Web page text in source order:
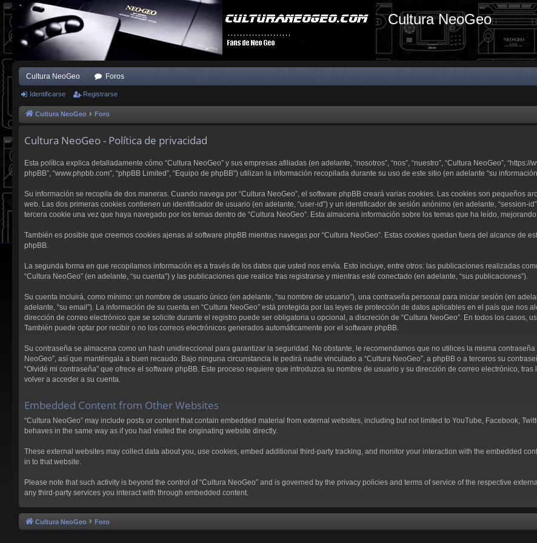
Cultura NeoGeo
Cultura NeoGeo Foros
Identificarse Registrarse
Cultura NeoGeo Foro
Cultura NeoGeo - Política de privacidad
Esta política explica detalladamente cómo “Cultura NeoGeo” y sus empresas afiliadas (en adelante, “nosotros”, “nos”, “nuestro”, “Cultura NeoGeo”,
phpBB”, “www.phpbb.com”, “phpBB Limited”, “Equipo de phpBB”) utilizan la información recopilada durante su uso de este sitio (en adelante “su
Su información se recopila de dos maneras. Cuando navega por “Cultura NeoGeo”, el software phpBB creará varias cookies. Las cookies son pequeños
web. Las dos primeras cookies contienen un identificador de usuario (en adelante, “user-id”) y un identificador de sesión anónimo (en adelante, “session-
tercera cookie una vez que haya navegado por los temas dentro de “Cultura NeoGeo”. Esta almacena información sobre los temas que ha leído,
También es posible que creemos cookies ajenas al software phpBB mientras navegas por “Cultura NeoGeo”. Estas cookies quedan fuera del alcance de
phpBB.
La segunda forma en que recopilamos información es a través de los datos que usted nos envía. Esto incluye, entre otros: las publicaciones realizadas
“Cultura NeoGeo” (en adelante, “su cuenta”) y las publicaciones que realice tras registrarse y mientras esté conectado (en adelante, “sus publicaciones”).
Su cuenta incluirá, como mínimo: un nombre de usuario único (en adelante, “su nombre de usuario”), una contraseña personal para iniciar sesión (en
adelante, “su email”). La información de su cuenta en “Cultura NeoGeo” está protegida por las leyes de protección de datos aplicables en el país que
dirección de correo electrónico que se solicite durante el registro puede ser obligatoria u opcional, a discreción de “Cultura NeoGeo”. En todos los casos,
También puede optar por recibir o no los correos electrónicos generados automáticamente por el software phpBB.
Su contraseña se almacena como un hash unidireccional para garantizar la seguridad. No obstante, le recomendamos que no utilices la misma
NeoGeo”, así que manténgala a buen recaudo. Bajo ninguna circunstancia le pedirá nadie vinculado a “Cultura NeoGeo”, a phpBB o a terceros su
“Olvidé mi contraseña” que ofrece el software phpBB. Este proceso requiere que introduzca su nombre de usuario y su dirección de correo electrónico,
volver a acceder a su cuenta.
Embedded Content from Other Websites
“Cultura NeoGeo” may include posts or content that contain embedded material from external websites, including but not limited to YouTube, Facebook,
behaves in the same way as if you had visited the originating website directly.
These external websites may collect data about you, use cookies, embed additional third-party tracking, and monitor your interaction with the embedded
in to that website.
Please note that such activity is beyond the control of “Cultura NeoGeo” and is governed by the privacy policies and terms of service of the respective
any third-party services you interact with through embedded content.
Cultura NeoGeo Foro